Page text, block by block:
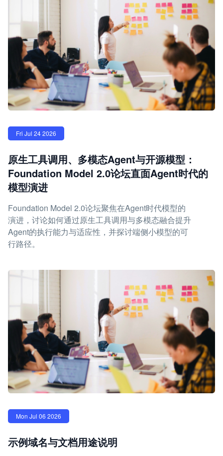
Fri Jul 24 2026
原生工具调用、多模态Agent与开源模型：
Foundation Model 2.0论坛直面Agent时代的
模型演进
Foundation Model 2.0论坛聚焦在Agent时代模型的
演进，讨论如何通过原生工具调用与多模态融合提升
Agent的执行能力与适应性，并探讨端侧小模型的可
行路径。
Mon Jul 06 2026
示例域名与文档用途说明